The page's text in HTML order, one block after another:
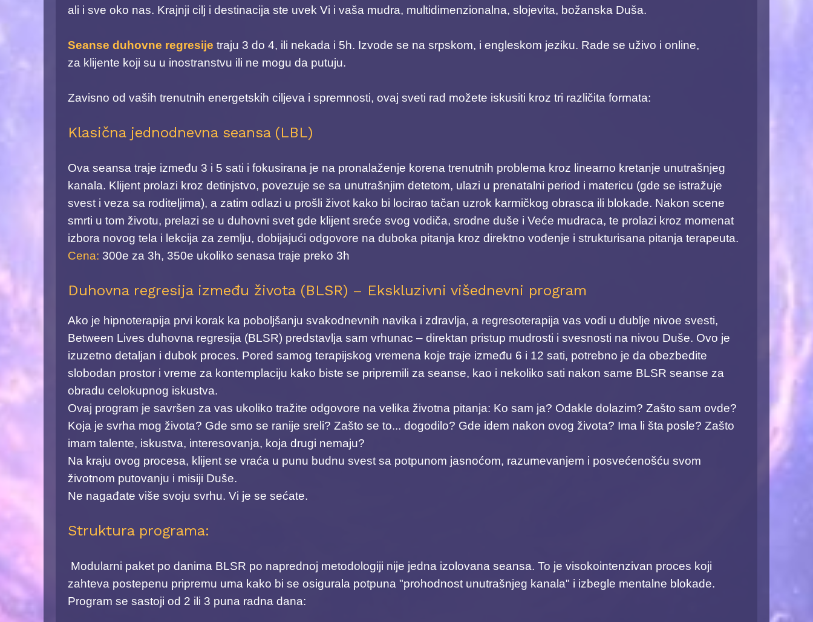
ali i sve oko nas. Krajnji cilj i destinacija ste uvek Vi i vaša mudra, multidimenzionalna, slojevita, božanska Duša.
Seanse duhovne regresije traju 3 do 4, ili nekada i 5h. Izvode se na srpskom, i engleskom jeziku. Rade se uživo i online,
za klijente koji su u inostranstvu ili ne mogu da putuju.
Zavisno od vaših trenutnih energetskih ciljeva i spremnosti, ovaj sveti rad možete iskusiti kroz tri različita formata:
Klasična jednodnevna seansa (LBL)
Ova seansa traje između 3 i 5 sati i fokusirana je na pronalaženje korena trenutnih problema kroz linearno kretanje unutrašnjeg
kanala. Klijent prolazi kroz detinjstvo, povezuje se sa unutrašnjim detetom, ulazi u prenatalni period i matericu (gde se istražuje
svest i veza sa roditeljima), a zatim odlazi u prošli život kako bi locirao tačan uzrok karmičkog obrasca ili blokade. Nakon scene
smrti u tom životu, prelazi se u duhovni svet gde klijent sreće svog vodiča, srodne duše i Veće mudraca, te prolazi kroz momenat
izbora novog tela i lekcija za zemlju, dobijajući odgovore na duboka pitanja kroz direktno vođenje i strukturisana pitanja terapeuta.
Cena: 300e za 3h, 350e ukoliko senasa traje preko 3h
Duhovna regresija između života (BLSR) – Ekskluzivni višednevni program
Ako je hipnoterapija prvi korak ka poboljšanju svakodnevnih navika i zdravlja, a regresoterapija vas vodi u dublje nivoe svesti,
Between Lives duhovna regresija (BLSR) predstavlja sam vrhunac – direktan pristup mudrosti i svesnosti na nivou Duše. ​Ovo je
izuzetno detaljan i dubok proces. Pored samog terapijskog vremena koje traje između 6 i 12 sati, potrebno je da obezbedite
slobodan prostor i vreme za kontemplaciju kako biste se pripremili za seanse, kao i nekoliko sati nakon same BLSR seanse za
obradu celokupnog iskustva. ​
Ovaj program je savršen za vas ukoliko tražite odgovore na velika životna pitanja: Ko sam ja? Odakle dolazim? Zašto sam ovde?
Koja je svrha mog života? Gde smo se ranije sreli? Zašto se to... dogodilo? ​Gde idem nakon ovog života? Ima li šta posle? Zašto
imam talente, iskustva, interesovanja, koja drugi nemaju?
Na kraju ovog procesa, klijent se vraća u punu budnu svest sa potpunom jasnoćom, razumevanjem i posvećenošću svom
životnom putovanju i misiji Duše.
Ne nagađate više svoju svrhu. Vi je se sećate. ​
Struktura programa:
Modularni paket po danima ​BLSR po naprednoj metodologiji nije jedna izolovana seansa. To je visokointenzivan proces koji
zahteva postepenu pripremu uma kako bi se osigurala potpuna "prohodnost unutrašnjeg kanala" i izbegle mentalne blokade.
Program se sastoji od 2 ili 3 puna radna dana: ​